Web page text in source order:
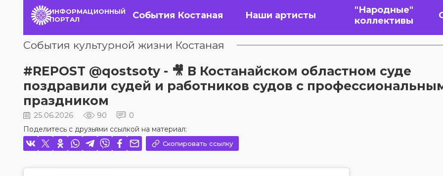
ИНФОРМАЦИОННЫЙ
ПОРТАЛ
События Костаная Наши артисты
"Народные"
коллективы
События культурной жизни Костаная
#REPOST @qostsoty - 🎥 В Костанайском областном суде
поздравили судей и работников судов с
праздником
25.06.2026 90 0
Поделитесь с друзьями ссылкой на материал:
Скопировать ссылку